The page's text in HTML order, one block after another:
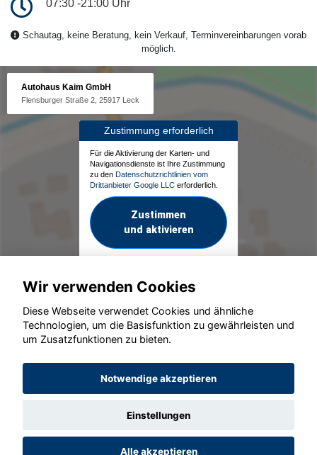
07:30 -21:00 Uhr
Schautag, keine Beratung, kein Verkauf, Terminvereinbarungen vorab
möglich.
Autohaus Kaim GmbH
Flensburger Straße 2, 25917 Leck
Zustimmung erforderlich
Für die Aktivierung der Karten- und
Navigationsdienste ist Ihre Zustimmung
zu den Datenschutzrichtlinien vom
Drittanbieter Google LLC erforderlich.
Zustimmen
und aktivieren
© konjunkturmotor.de GmbH 2020 - 2026
Wir verwenden Cookies
Diese Webseite verwendet Cookies und ähnliche
Technologien, um die Basisfunktion zu gewährleisten und
um Zusatzfunktionen zu bieten.
Notwendige akzeptieren
Einstellungen
Alle akzeptieren